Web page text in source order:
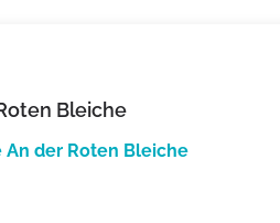
Bleiche
An der Roten Bleiche